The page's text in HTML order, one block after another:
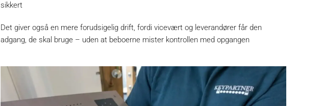
sikkert
Det giver også en mere forudsigelig drift, fordi vicevært og leverandører får den
adgang, de skal bruge – uden at beboerne mister kontrollen med opgangen